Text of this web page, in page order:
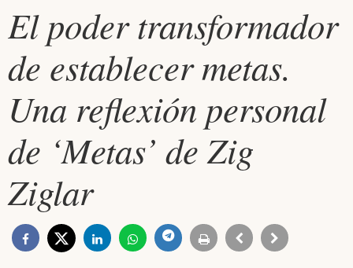
El poder transformador
de establecer metas.
Una reflexión personal
de ‘Metas’ de Zig
Ziglar